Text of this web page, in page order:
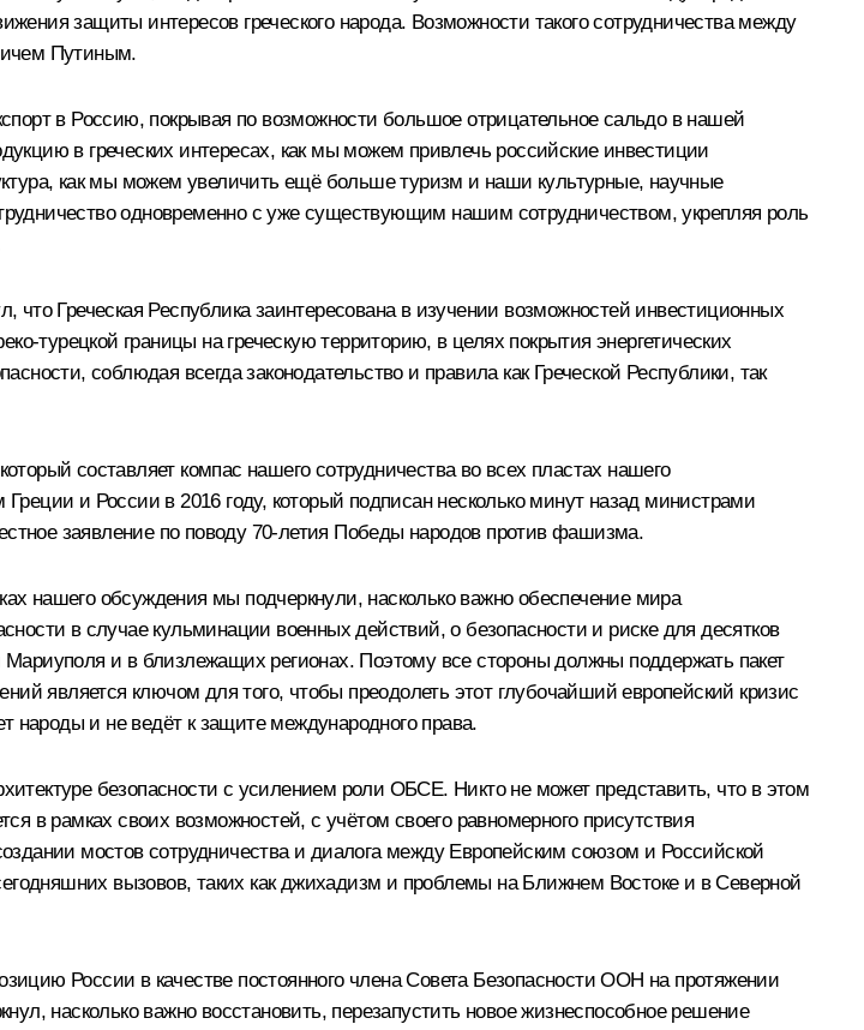
защиты интересов греческого народа. Возможности такого сотрудничества между
Путиным.
в Россию, покрывая по возможности большое отрицательное сальдо в нашей
в греческих интересах, как мы можем привлечь российские инвестиции
как мы можем увеличить ещё больше туризм и наши культурные, научные
одновременно с уже существующим нашим сотрудничеством, укрепляя роль
Греческая Республика заинтересована в изучении возможностей инвестиционных
турецкой границы на греческую территорию, в целях покрытия энергетических
соблюдая всегда законодательство и правила как Греческой Республики, так
составляет компас нашего сотрудничества во всех пластах нашего
и России в 2016 году, который подписан несколько минут назад министрами
заявление по поводу 70-летия Победы народов против фашизма.
нашего обсуждения мы подчеркнули, насколько важно обеспечение мира
в случае кульминации военных действий, о безопасности и риске для десятков
и в близлежащих регионах. Поэтому все стороны должны поддержать пакет
является ключом для того, чтобы преодолеть этот глубочайший европейский кризис
народы и не ведёт к защите международного права.
безопасности с усилением роли ОБСЕ. Никто не может представить, что в этом
в рамках своих возможностей, с учётом своего равномерного присутствия
мостов сотрудничества и диалога между Европейским союзом и Российской
вызовов, таких как джихадизм и проблемы на Ближнем Востоке и в Северной
России в качестве постоянного члена Совета Безопасности ООН на протяжении
насколько важно восстановить, перезапустить новое жизнеспособное решение